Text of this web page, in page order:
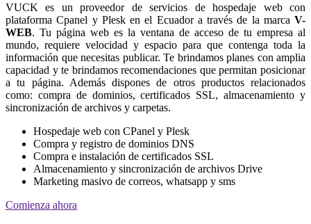
VUCK es un proveedor de servicios de hospedaje web con
plataforma Cpanel y Plesk en el Ecuador a través de la marca V-
WEB. Tu página web es la ventana de acceso de tu empresa al
mundo, requiere velocidad y espacio para que contenga toda la
información que necesitas publicar. Te brindamos planes con amplia
capacidad y te brindamos recomendaciones que permitan posicionar
a tu página. Además dispones de otros productos relacionados
como: compra de dominios, certificados SSL, almacenamiento y
sincronización de archivos y carpetas.
Hospedaje web con CPanel y Plesk
Compra y registro de dominios DNS
Compra e instalación de certificados SSL
Almacenamiento y sincronización de archivos Drive
Marketing masivo de correos, whatsapp y sms
Comienza ahora